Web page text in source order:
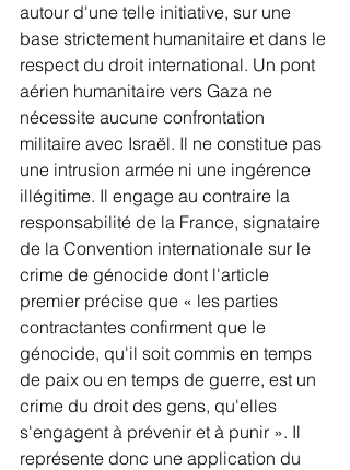
autour d'une telle initiative, sur une
base strictement humanitaire et dans le
respect du droit international. Un pont
aérien humanitaire vers Gaza ne
nécessite aucune confrontation
militaire avec Israël. Il ne constitue pas
une intrusion armée ni une ingérence
illégitime. Il engage au contraire la
responsabilité de la France, signataire
de la Convention internationale sur le
crime de génocide dont l'article
premier précise que « les parties
contractantes confirment que le
génocide, qu'il soit commis en temps
de paix ou en temps de guerre, est un
crime du droit des gens, qu'elles
s'engagent à prévenir et à punir ». Il
représente donc une application du